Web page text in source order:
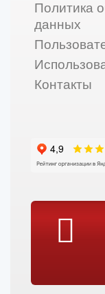
Политика
данных
Контакты